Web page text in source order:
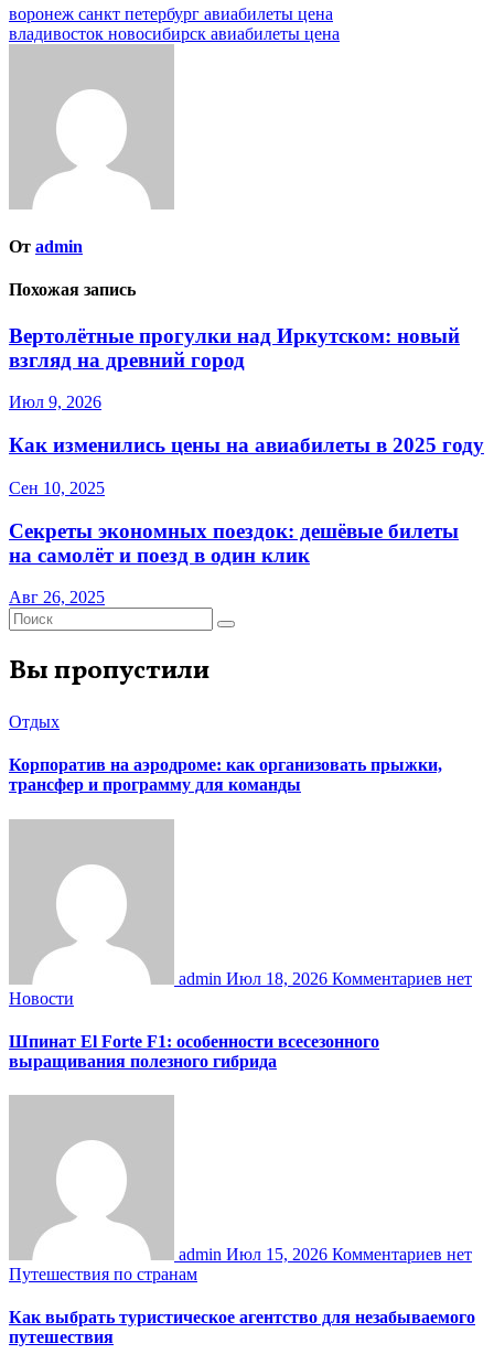
Навигация
по
воронеж санкт петербург авиабилеты цена
владивосток новосибирск авиабилеты цена
От admin
Похожая запись
Вертолётные прогулки над Иркутском: новый
взгляд на древний город
Июл 9, 2026
Как изменились цены на авиабилеты в 2025 году
Сен 10, 2025
Секреты экономных поездок: дешёвые билеты
на самолёт и поезд в один клик
Авг 26, 2025
Вы пропустили
Отдых
Корпоратив на аэродроме: как организовать прыжки,
трансфер и программу для команды
admin Июл 18, 2026 Комментариев нет
Новости
Шпинат El Forte F1: особенности всесезонного
выращивания полезного гибрида
admin Июл 15, 2026 Комментариев нет
Путешествия по странам
Как выбрать туристическое агентство для незабываемого
путешествия